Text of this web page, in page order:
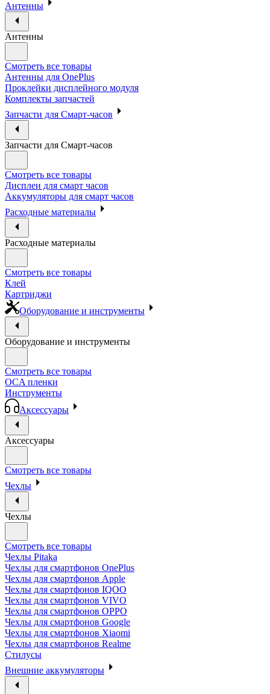
Антенны
Антенны
Смотреть все товары
Антенны для OnePlus
Проклейки дисплейного модуля
Комплекты запчастей
Запчасти для Смарт-часов
Запчасти для Смарт-часов
Смотреть все товары
Дисплеи для смарт часов
Аккумуляторы для смарт часов
Расходные материалы
Расходные материалы
Смотреть все товары
Клей
Картриджи
Оборудование и инструменты
Оборудование и инструменты
Смотреть все товары
OCA пленки
Инструменты
Аксессуары
Аксессуары
Смотреть все товары
Чехлы
Чехлы
Смотреть все товары
Чехлы Pitaka
Чехлы для смартфонов OnePlus
Чехлы для смартфонов Apple
Чехлы для смартфонов IQOO
Чехлы для смартфонов VIVO
Чехлы для смартфонов OPPO
Чехлы для смартфонов Google
Чехлы для смартфонов Xiaomi
Чехлы для смартфонов Realme
Стилусы
Внешние аккумуляторы